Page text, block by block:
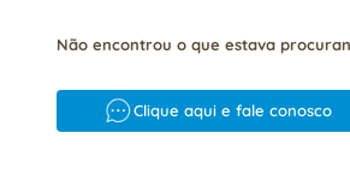
Não encontrou o que estava
Clique aqui e fale conosco